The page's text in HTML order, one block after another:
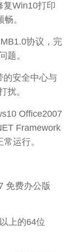
Win10打印
。
协议，完
题。
安全中心与
扰。
Office2007
Framework
运行。
费办公版
上的64位